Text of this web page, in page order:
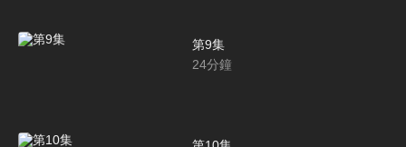
第9集
24分鐘